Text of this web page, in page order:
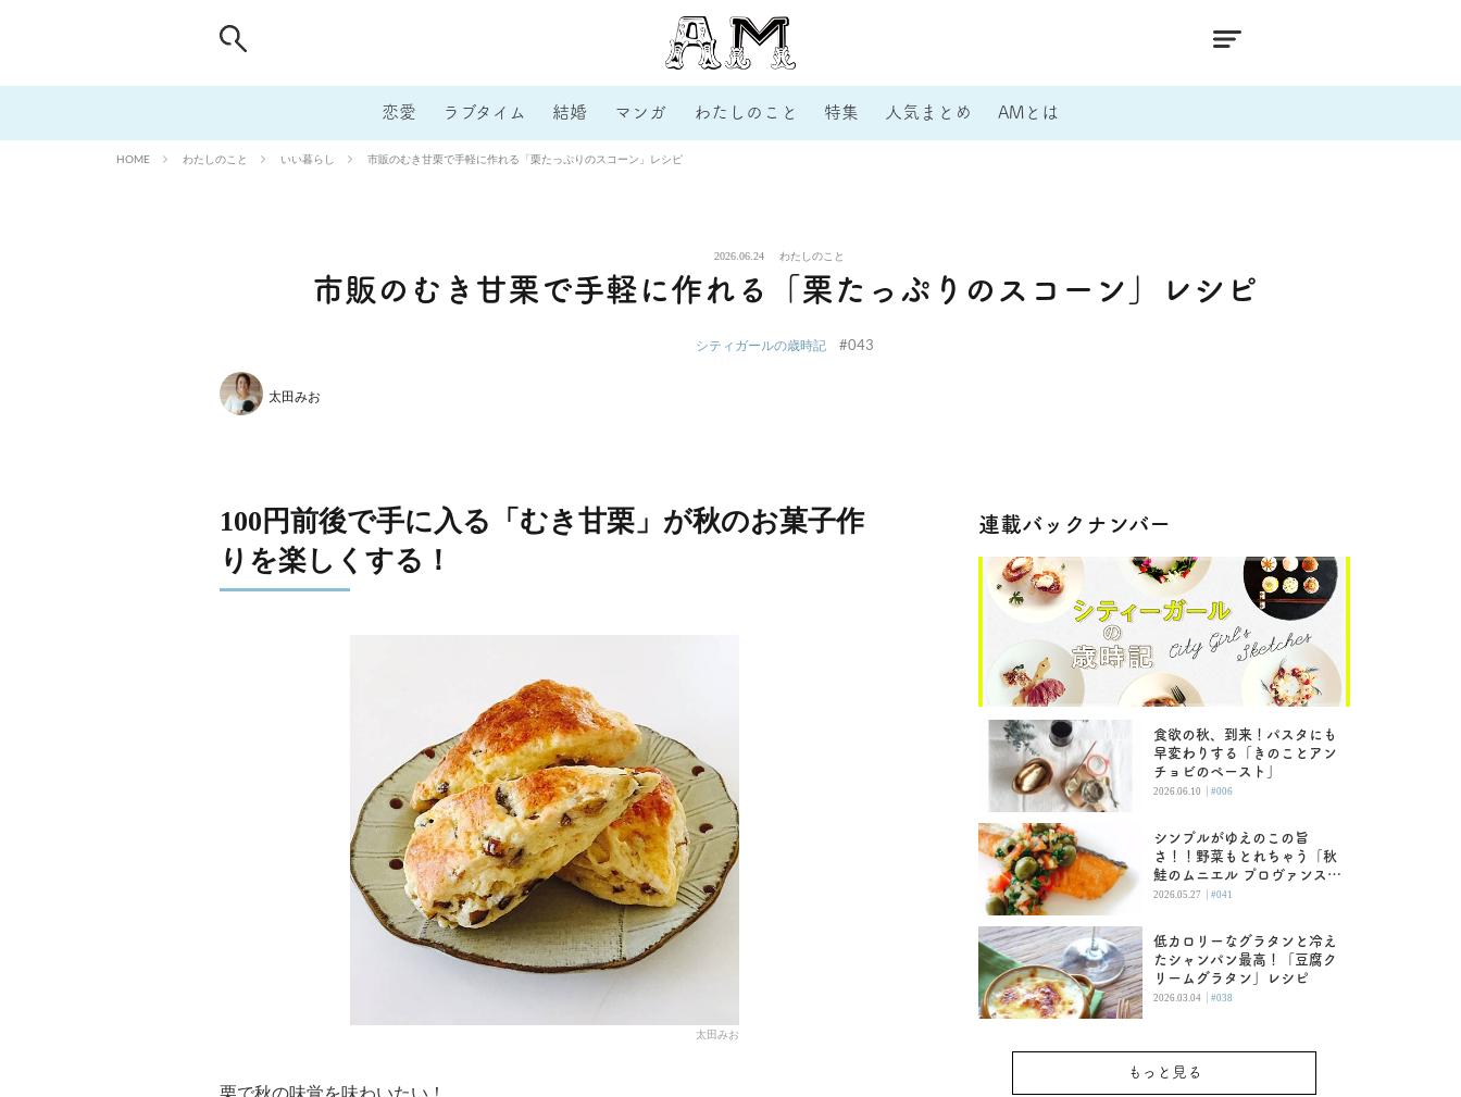
恋愛 ラブタイム 結婚 マンガ わたしのこと 特集 人気まとめ AMとは
HOME わたしのこと いい暮らし 市販のむき甘栗で手軽に作れる「栗たっぷりのスコーン」レシピ
2026.06.24 わたしのこと
市販のむき甘栗で手軽に作れる「栗たっぷりのスコーン」レシピ
シティガールの歳時記 #043
太田みお
100円前後で手に入る「むき甘栗」が秋のお菓子作
りを楽しくする！
太田みお
栗で秋の味覚を味わいたい！
連載バックナンバー
食欲の秋、到来！パスタにも
早変わりする「きのことアン
チョビのペースト」
2026.06.10 | #006
シンプルがゆえのこの旨
さ！！野菜もとれちゃう「秋
鮭のムニエル プロヴァンス
風」
2026.05.27 | #041
低カロリーなグラタンと冷え
たシャンパン最高！「豆腐ク
リームグラタン」レシピ
2026.03.04 | #038
もっと見る